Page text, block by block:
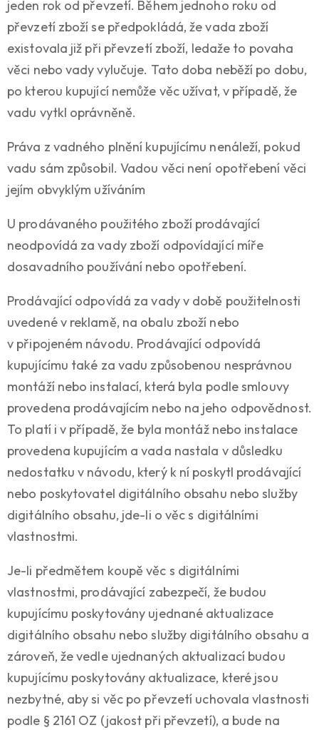
jeden rok od převzetí. Během jednoho roku od
převzetí zboží se předpokládá, že vada zboží
existovala již při převzetí zboží, ledaže to povaha
věci nebo vady vylučuje. Tato doba neběží po dobu,
po kterou kupující nemůže věc užívat, v případě, že
vadu vytkl oprávněně.
Práva z vadného plnění kupujícímu nenáleží, pokud
vadu sám způsobil. Vadou věci není opotřebení věci
jejím obvyklým užíváním
U prodávaného použitého zboží prodávající
neodpovídá za vady zboží odpovídající míře
dosavadního používání nebo opotřebení.
Prodávající odpovídá za vady v době použitelnosti
uvedené v reklamě, na obalu zboží nebo
v připojeném návodu. Prodávající odpovídá
kupujícímu také za vadu způsobenou nesprávnou
montáží nebo instalací, která byla podle smlouvy
provedena prodávajícím nebo na jeho odpovědnost.
To platí i v případě, že byla montáž nebo instalace
provedena kupujícím a vada nastala v důsledku
nedostatku v návodu, který k ní poskytl prodávající
nebo poskytovatel digitálního obsahu nebo služby
digitálního obsahu, jde-li o věc s digitálními
vlastnostmi.
Je-li předmětem koupě věc s digitálními
vlastnostmi, prodávající zabezpečí, že budou
kupujícímu poskytovány ujednané aktualizace
digitálního obsahu nebo služby digitálního obsahu a
zároveň, že vedle ujednaných aktualizací budou
kupujícímu poskytovány aktualizace, které jsou
nezbytné, aby si věc po převzetí uchovala vlastnosti
podle § 2161 OZ (jakost při převzetí), a bude na